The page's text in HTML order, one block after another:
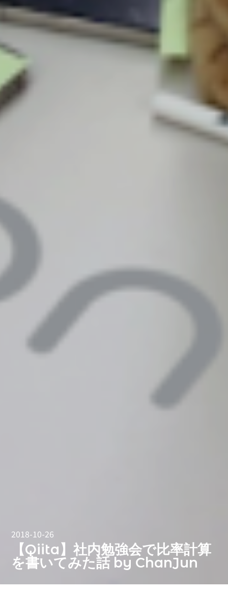
2018-10-26
【Qiita】社内勉強会で比率計算
を書いてみた話 by ChanJun